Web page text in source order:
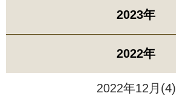
2023年
2022年
2022年12月(4)